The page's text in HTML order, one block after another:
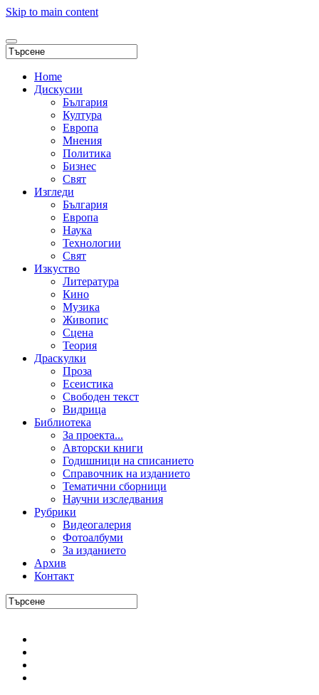
Skip to main content
Home
Дискусии
България
Култура
Европа
Мнения
Политика
Бизнес
Свят
Изгледи
България
Европа
Наука
Технологии
Свят
Изкуство
Литература
Кино
Музика
Живопис
Сцена
Теория
Драскулки
Проза
Есеистика
Свободен текст
Видрица
Библиотека
За проекта...
Авторски книги
Годишници на списанието
Справочник на изданието
Тематични сборници
Научни изследвания
Рубрики
Видеогалерия
Фотоалбуми
За изданието
Архив
Контакт